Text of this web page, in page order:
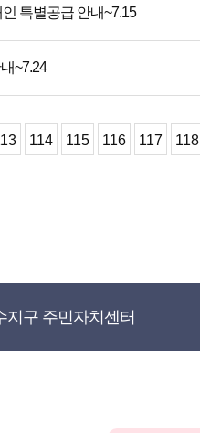
특별공급 안내~7.15
~7.24
114 115 116 117 118
지구 주민자치센터